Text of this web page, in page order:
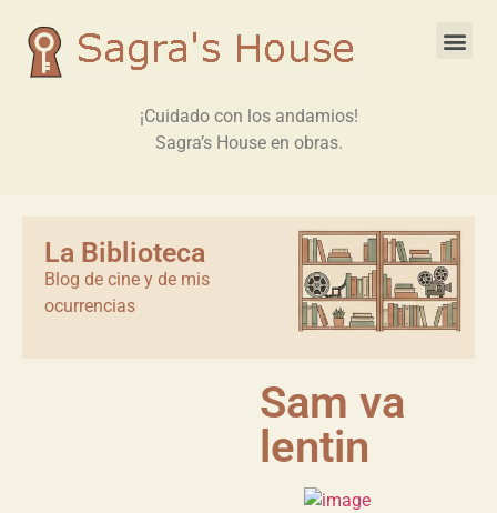
¡Cuidado con los andamios!
Sagra’s House en obras.
La Biblioteca
Blog de cine y de mis
ocurrencias
Sam va
lentin